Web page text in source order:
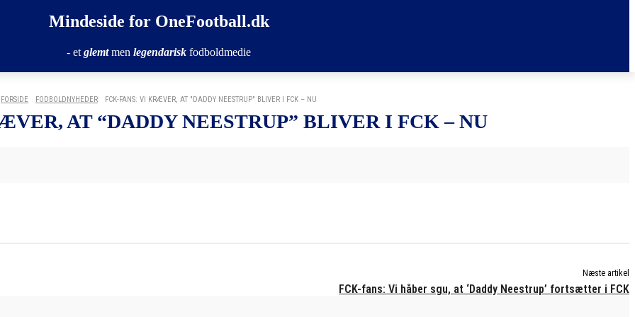
Mindeside for OneFootball.dk
- et glemtmen legendarisk fodboldmedie
FORSIDE FODBOLDNYHEDER FCK-FANS: VI KRÆVER, AT "DADDY NEESTRUP" BLIVER I FCK – NU
AT “DADDY NEESTRUP” BLIVER I FCK – NU
Næste artikel
FCK-fans: Vi håber sgu, at ‘Daddy Neestrup’ fortsætter i FCK